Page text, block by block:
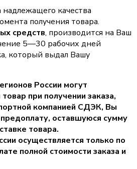
качества
получения товара.
средств, производится на Ваш
5—30 рабочих дней
который выдал Вашу
России могут
при получении заказа,
компанией СДЭК, Вы
, оставшуюся сумму
товара.
осуществляется только по
полной стоимости заказа и